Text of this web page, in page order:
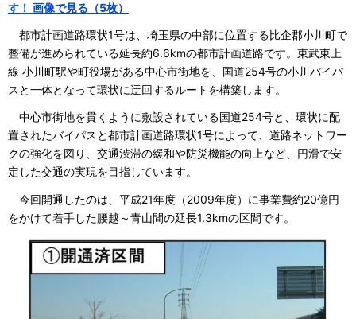
す！ 画像で見る（5枚）
都市計画道路環状1号は、埼玉県の中部に位置する比企郡小川町で
整備が進められている延長約6.6kmの都市計画道路です。東武東上
線 小川町駅や町役場がある中心市街地を、国道254号の小川バイパ
スと一体となって環状に迂回するルートを構築します。
中心市街地を貫くように敷設されている国道254号と、環状に配
置されたバイパスと都市計画道路環状1号によって、道路ネットワー
クの強化を図り、交通渋滞の緩和や防災機能の向上など、円滑で安
定した交通の実現を目指しています。
今回開通したのは、平成21年度（2009年度）に事業費約20億円
をかけて着手した腰越～青山間の延長1.3kmの区間です。